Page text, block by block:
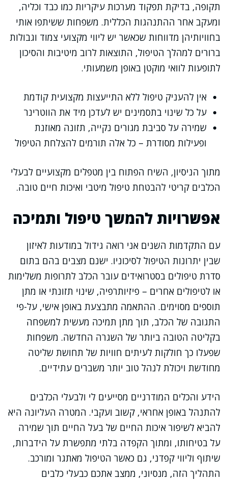
תקופה, בדיקת תפקוד מערכות עיקריות כמו כבד וכליה,
ומעקב אחר ההתנהגות הכללית. משפחות ששיתפו אותי
בחוויותיהן מדווחות שכאשר יש ליווי מקצועי צמוד וגבולות
ברורים למהלך הטיפול, התוצאות לרוב מיטיבות והסיכון
לתופעות לוואי מוקטן באופן משמעותי.
אין להעניק טיפול ללא התייעצות מקצועית קודמת
על כל שינוי בתסמינים יש לעדכן מיד את הווטרינר
שמירה על סביבת מגורים נקייה, תזונה מאוזנת
ופעילות מסודרת – כל אלה תורמים להצלחת הטיפול
מתוך הניסיון, השיח הפתוח בין מטפלים מקצועיים לבעלי
הכלבים קריטי להבטחת טיפול מיטבי ואיכות חיים טובה.
אפשרויות להמשך טיפול ותמיכה
עם התקדמות השנים אני רואה גידול במודעות לאיזון
שבין יתרונות הטיפול לסיכוניו. ישנם מצבים בהם בתום
סדרת טיפולים בסטרואידים עובר הכלב לתרופות משלימות
או לטיפולים אחרים – פיזיותרפיה, שינוי תזונתי או מתן
תוספים מסוימים. ההתאמה מתבצעת באופן אישי, על-פי
התגובה של הכלב, תוך מתן תמיכה מעשית למשפחה
בקליטה הטובה ביותר של השגרה החדשה. משפחות
שפעלו כך חולקות לעיתים חוויות של תחושת שליטה
מחודשת ויכולת לנהל טוב יותר משברים עתידיים.
הידע והכלים המודרניים מסייעים לי ולבעלי הכלבים
להתנהל באופן אחראי, קשוב ועקבי. המטרה העליונה היא
להביא לשיפור איכות החיים של בעל החיים תוך שמירה
על בטיחותו, ומתוך הקפדה בלתי מתפשרת על הידברות,
שיתוף וליווי קפדני, גם כאשר הטיפול מאתגר ומורכב.
התהליך הזה, מנסיוני, ממצב אתכם כבעלי כלבים